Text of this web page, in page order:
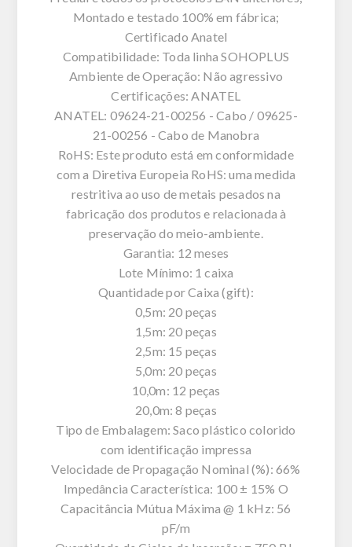
Montado e testado 100% em fábrica;
Certificado Anatel
Compatibilidade: Toda linha SOHOPLUS
Ambiente de Operação: Não agressivo
Certificações: ANATEL
ANATEL: 09624-21-00256 - Cabo / 09625-
21-00256 - Cabo de Manobra
RoHS: Este produto está em conformidade
com a Diretiva Europeia RoHS: uma medida
restritiva ao uso de metais pesados na
fabricação dos produtos e relacionada à
preservação do meio-ambiente.
Garantia: 12 meses
Lote Mínimo: 1 caixa
Quantidade por Caixa (gift):
0,5m: 20 peças
1,5m: 20 peças
2,5m: 15 peças
5,0m: 20 peças
10,0m: 12 peças
20,0m: 8 peças
Tipo de Embalagem: Saco plástico colorido
com identificação impressa
Velocidade de Propagação Nominal (%): 66%
Impedância Característica: 100 ± 15% O
Capacitância Mútua Máxima @ 1 kHz: 56
pF/m